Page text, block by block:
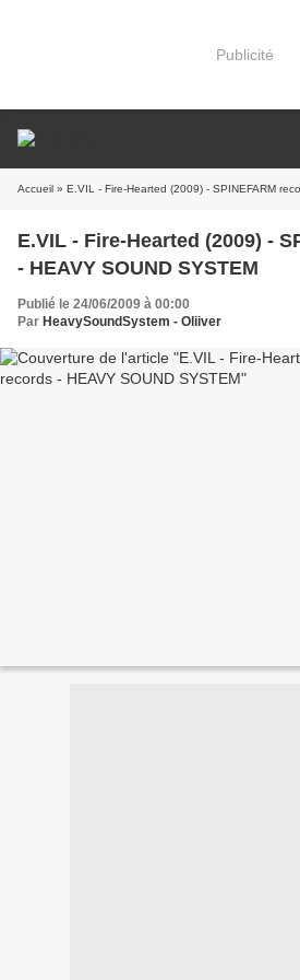
Publicité
Accueil » E.VIL - Fire-Hearted (2009) - SPINEFARM
E.VIL - Fire-Hearted (2009) -
- HEAVY SOUND SYSTEM
Publié le 24/06/2009 à 00:00
Par HeavySoundSystem - Oliiver